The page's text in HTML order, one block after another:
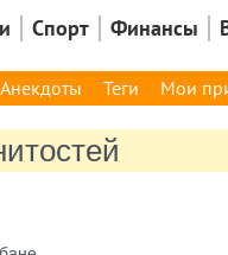
Спорт Финансы
Анекдоты Теги Мои